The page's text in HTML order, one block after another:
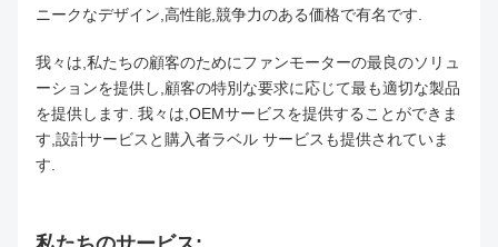
ニークなデザイン,高性能,競争力のある価格で有名です.
我々は,私たちの顧客のためにファンモーターの最良のソリュ
ーションを提供し,顧客の特別な要求に応じて最も適切な製品
を提供します. 我々は,OEMサービスを提供することができま
す,設計サービスと購入者ラベル サービスも提供されていま
す.